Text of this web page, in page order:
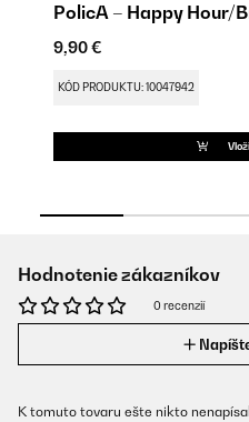
PolicA – Happy Hour/
9,90 €
KÓD PRODUKTU: 10047942
Hodnotenie zákazníkov
0 recenzií
K tomuto tovaru ešte nikto